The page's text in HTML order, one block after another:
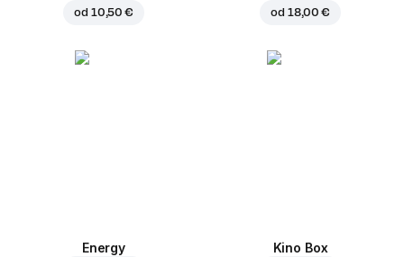
od 10,50 € od 18,00 €
Energy Kino Box